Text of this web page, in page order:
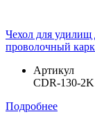
Чехол для
проволочный
Артикул
CDR-130-2K
Подробнее